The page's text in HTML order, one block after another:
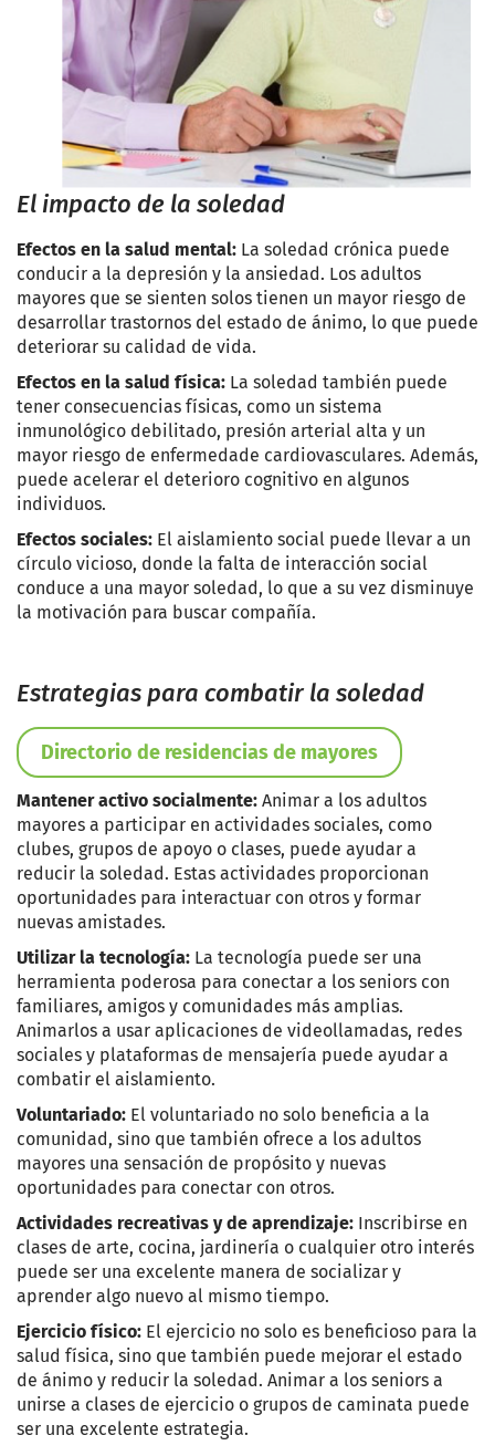
El impacto de la soledad
Efectos en la salud mental: La soledad crónica puede
conducir a la depresión y la ansiedad. Los adultos
mayores que se sienten solos tienen un mayor riesgo de
desarrollar trastornos del estado de ánimo, lo que puede
deteriorar su calidad de vida.
Efectos en la salud física: La soledad también puede
tener consecuencias físicas, como un sistema
inmunológico debilitado, presión arterial alta y un
mayor riesgo de enfermedade cardiovasculares. Además,
puede acelerar el deterioro cognitivo en algunos
individuos.
Efectos sociales: El aislamiento social puede llevar a un
círculo vicioso, donde la falta de interacción social
conduce a una mayor soledad, lo que a su vez disminuye
la motivación para buscar compañía.
Estrategias para combatir la soledad
Directorio de residencias de mayores
Mantener activo socialmente: Animar a los adultos
mayores a participar en actividades sociales, como
clubes, grupos de apoyo o clases, puede ayudar a
reducir la soledad. Estas actividades proporcionan
oportunidades para interactuar con otros y formar
nuevas amistades.
Utilizar la tecnología: La tecnología puede ser una
herramienta poderosa para conectar a los seniors con
familiares, amigos y comunidades más amplias.
Animarlos a usar aplicaciones de videollamadas, redes
sociales y plataformas de mensajería puede ayudar a
combatir el aislamiento.
Voluntariado: El voluntariado no solo beneficia a la
comunidad, sino que también ofrece a los adultos
mayores una sensación de propósito y nuevas
oportunidades para conectar con otros.
Actividades recreativas y de aprendizaje: Inscribirse en
clases de arte, cocina, jardinería o cualquier otro interés
puede ser una excelente manera de socializar y
aprender algo nuevo al mismo tiempo.
Ejercicio físico: El ejercicio no solo es beneficioso para la
salud física, sino que también puede mejorar el estado
de ánimo y reducir la soledad. Animar a los seniors a
unirse a clases de ejercicio o grupos de caminata puede
ser una excelente estrategia.